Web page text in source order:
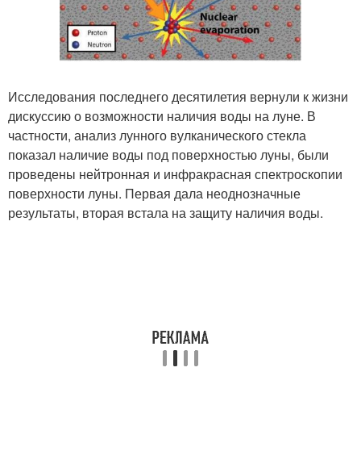
Исследования последнего десятилетия вернули к жизни
дискуссию о возможности наличия воды на луне. В
частности, анализ лунного вулканического стекла
показал наличие воды под поверхностью луны, были
проведены нейтронная и инфракрасная спектроскопии
поверхности луны. Первая дала неоднозначные
результаты, вторая встала на защиту наличия воды.